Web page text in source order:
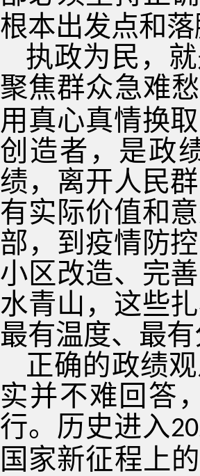
根本出发点和
执政为民，
聚焦群众急难
用真心真情换
创造者，是政
绩，离开人民
有实际价值和
部，到疫情防
小区改造、完
水青山，这些
最有温度、最
正确的政绩
实并不难回答
行。历史进入
国家新征程上